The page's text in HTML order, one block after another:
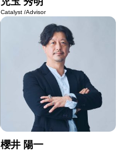
Catalyst /Advisor
櫻井 陽一